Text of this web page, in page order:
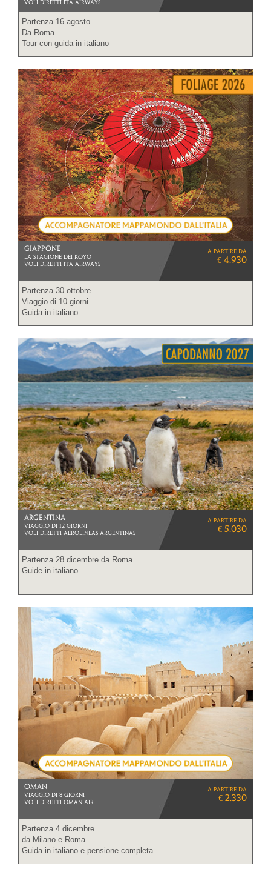
VOLI DIRETTI ITA AIRWAYS
Partenza 16 agosto
Da Roma
Tour con guida in italiano
GIAPPONE
LA STAGIONE DEI KOYO
VOLI DIRETTI ITA AIRWAYS
a partire da
€ 4.930
Partenza 30 ottobre
Viaggio di 10 giorni
Guida in italiano
ARGENTINA
VIAGGIO DI 12 GIORNI
VOLI DIRETTI AEROLINEAS ARGENTINAS
a partire da
€ 5.030
Partenza 28 dicembre da Roma
Guide in italiano
OMAN
VIAGGIO DI 8 GIORNI
VOLI DIRETTI OMAN AIR
a partire da
€ 2.330
Partenza 4 dicembre
da Milano e Roma
Guida in italiano e pensione completa